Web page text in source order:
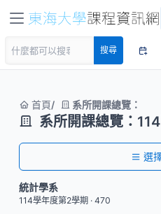
搜尋
首頁 系所開課總覽：
系所開課總覽：
選
統計學系
114學年度第2學期 · 470